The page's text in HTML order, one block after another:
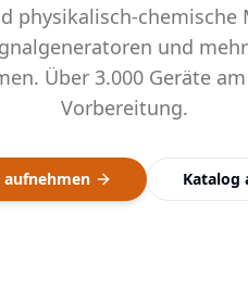
physikalisch-chemische
und
Über 3.000 Geräte
Vorbereitung.
Katalog